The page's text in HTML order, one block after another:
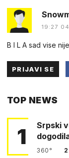
19:27
B I L A sad vise
PRIJAVI SE
TOP NEWS
1
Srpski
360°